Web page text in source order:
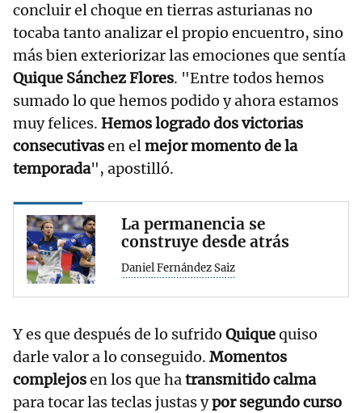
concluir el choque en tierras asturianas no
tocaba tanto analizar el propio encuentro, sino
más bien exteriorizar las emociones que sentía
Quique Sánchez Flores. "Entre todos hemos
sumado lo que hemos podido y ahora estamos
muy felices. Hemos logrado dos victorias
consecutivasen elmejor momento de la
temporada", apostilló.
La permanencia se
construye desde atrás
Daniel Fernández Saiz
Y es que después de lo sufrido Quiquequiso
darle valor a lo conseguido. Momentos
complejosen los que hatransmitido calma
para tocar las teclas justas ypor segundo curso